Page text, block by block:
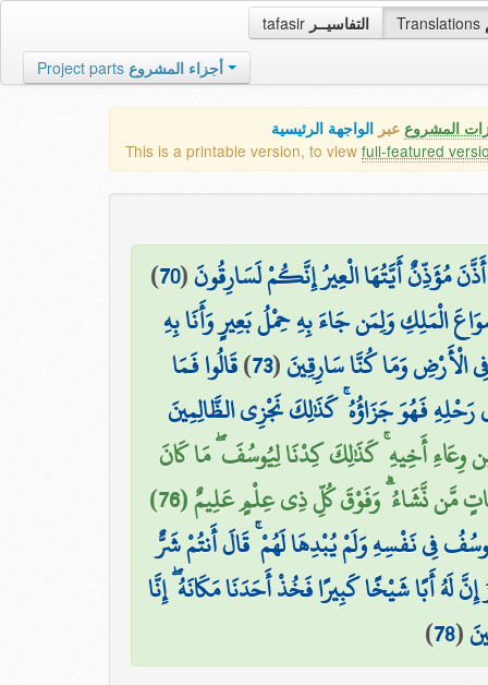
tafasir التفاسيــر Translations
Project parts أجزاء المشروع
المشروع عبر الواجهة الرئيسية
This is a printable version, to view full-featured
مُؤَذِّنٌ أَيَّتُهَا الْعِيرُ إِنَّكُمْ لَسَارِقُونَ(
70
)
الْمَلِكِ وَلِمَن جَاءَ بِهِ حِمْلُ بَعِيرٍ وَأَنَا بِهِ
الْأَرْضِ وَمَا كُنَّا سَارِقِينَ(
73
)قَالُوا فَمَا
رَحْلِهِ فَهُوَ جَزَاؤُهُ ۚ كَذَٰلِكَ نَجْزِي الظَّالِمِينَ
وِعَاءِ أَخِيهِ ۚ كَذَٰلِكَ كِدْنَا لِيُوسُفَ ۖ مَا كَانَ
مَّن نَّشَاءُ ۗ وَفَوْقَ كُلِّ ذِي عِلْمٍ عَلِيمٌ (76)
فِي نَفْسِهِ وَلَمْ يُبْدِهَا لَهُمْ ۚ قَالَ أَنتُمْ شَرٌّ
إِنَّ لَهُ أَبًا شَيْخًا كَبِيرًا فَخُذْ أَحَدَنَا مَكَانَهُ ۖ إِنَّا
(
78
)